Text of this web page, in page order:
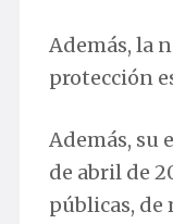
Además, la
protección
Además, su
de abril de
públicas, de